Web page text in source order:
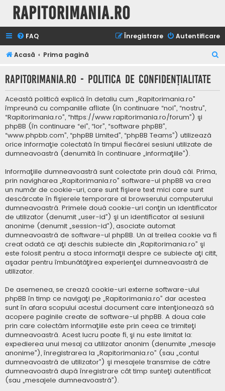
Rapitorimania.ro
FAQ Autentificare
Înregistrare
Acasă Prima pagină
t
Rapitorimania.ro - Politica de confidenţialitate
Această politică explică în detaliu cum „Rapitorimania.ro”
împreună cu companiile afliate (în continuare “noi”, “nostru”,
“Rapitorimania.ro”, “https://www.rapitorimania.ro/forum”) şi
phpBB (în continuare “ei”, “lor”, “software phpBB”,
“www.phpbb.com”, “phpBB Limited”, “phpBB Teams”) utilizează
orice informaţie colectată în timpul fiecărei sesiuni utilizate de
dumneavoastră (denumită în continuare „informaţiile”).
Informaţiile dumneavoastră sunt colectate prin două căi. Prima,
prin navigharea „Rapitorimania.ro” software-ul phpBB va crea
un număr de cookie-uri, care sunt fişiere text mici care sunt
descărcate în fişierele temporare al browserului computerului
dumneavoastră. Primele două cookie-uri conţin un identificator
de utilizator (denumit „user-id”) şi un identificator al sesiunii
anonime (denumit „session-id”), asociate automat
dumneavoastră de software-ul phpBB. Un al treilea cookie va fi
creat odată ce aţi deschis subiecte din „Rapitorimania.ro” şi
este folosit pentru a stoca informaţii despre ce subiecte aţi citit,
aşadar pentru îmbunătăţirea experienţei dumneavoastră de
utilizator.
De asemenea, se crează cookie-uri externe software-ului
phpBB în timp ce navigaţi pe „Rapitorimania.ro” dar acestea
sunt în afara scopului acestui document care intenţionează să
acopere paginile create de software-ul phpBB. A doua cale
prin care colectăm informaţiile este prin ceea ce trimiteţi
dumneavoastră. Acest lucru poate fi, şi nu este limitat la:
expedierea unui mesaj ca utilizator anonim (denumite „mesaje
anonime”), înregistrarea la „Rapitorimania.ro” (sau „contul
dumneavoastră de utilizator”) şi mesajele transmise de către
dumneavoastră după înregistrare cât timp sunteţi autentificat
(sau „mesajele dumneavoastră”).